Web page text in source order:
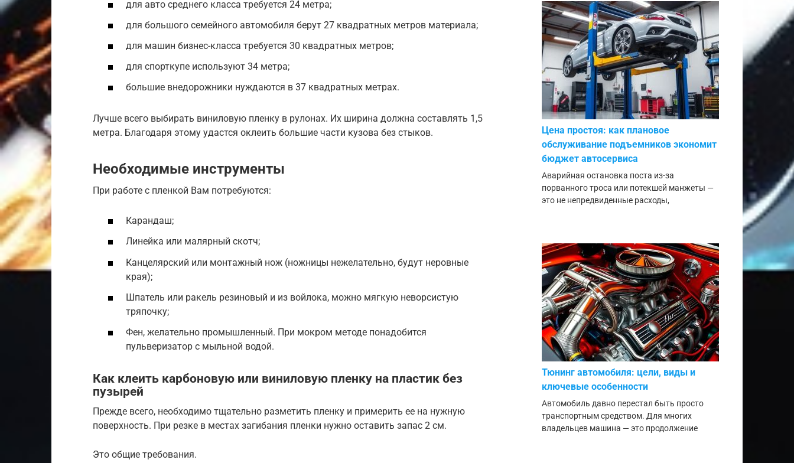
для авто среднего класса требуется 24 метра;
для большого семейного автомобиля берут 27 квадратных метров материала;
для машин бизнес-класса требуется 30 квадратных метров;
для спорткупе используют 34 метра;
большие внедорожники нуждаются в 37 квадратных метрах.
Лучше всего выбирать виниловую пленку в рулонах. Их ширина должна составлять 1,5
метра. Благодаря этому удастся оклеить большие части кузова без стыков.
Необходимые инструменты
При работе с пленкой Вам потребуются:
Карандаш;
Линейка или малярный скотч;
Канцелярский или монтажный нож (ножницы нежелательно, будут неровные
края);
Шпатель или ракель резиновый и из войлока, можно мягкую неворсистую
тряпочку;
Фен, желательно промышленный. При мокром методе понадобится
пульверизатор с мыльной водой.
Как клеить карбоновую или виниловую пленку на пластик без
пузырей
Прежде всего, необходимо тщательно разметить пленку и примерить ее на нужную
поверхность. При резке в местах загибания пленки нужно оставить запас 2 см.
Это общие требования.
Цена простоя: как плановое
обслуживание подъемников экономит
бюджет автосервиса
Аварийная остановка поста из-за
порванного троса или потекшей манжеты —
это не непредвиденные расходы,
Тюнинг автомобиля: цели, виды и
ключевые особенности
Автомобиль давно перестал быть просто
транспортным средством. Для многих
владельцев машина — это продолжение